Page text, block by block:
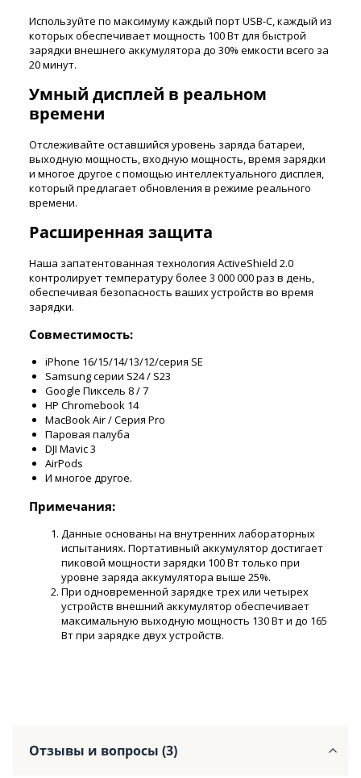
Используйте по максимуму каждый порт USB-C, каждый из
которых обеспечивает мощность 100 Вт для быстрой
зарядки внешнего аккумулятора до 30% емкости всего за
20 минут.
Умный дисплей в реальном
времени
Отслеживайте оставшийся уровень заряда батареи,
выходную мощность, входную мощность, время зарядки
и многое другое с помощью интеллектуального дисплея,
который предлагает обновления в режиме реального
времени.
Расширенная защита
Наша запатентованная технология ActiveShield 2.0
контролирует температуру более 3 000 000 раз в день,
обеспечивая безопасность ваших устройств во время
зарядки.
Совместимость:
iPhone 16/15/14/13/12/серия SE
Samsung серии S24 / S23
Google Пиксель 8 / 7
HP Chromebook 14
MacBook Air / Серия Pro
Паровая палуба
DJI Mavic 3
AirPods
И многое другое.
Примечания:
Данные основаны на внутренних лабораторных
испытаниях. Портативный аккумулятор достигает
пиковой мощности зарядки 100 Вт только при
уровне заряда аккумулятора выше 25%.
При одновременной зарядке трех или четырех
устройств внешний аккумулятор обеспечивает
максимальную выходную мощность 130 Вт и до 165
Вт при зарядке двух устройств.
Отзывы и вопросы (3)